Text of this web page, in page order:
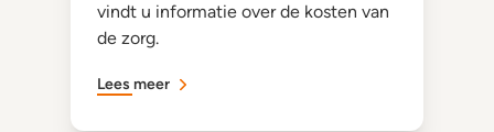
vindt u informatie over de kosten van
de zorg.
Lees meer